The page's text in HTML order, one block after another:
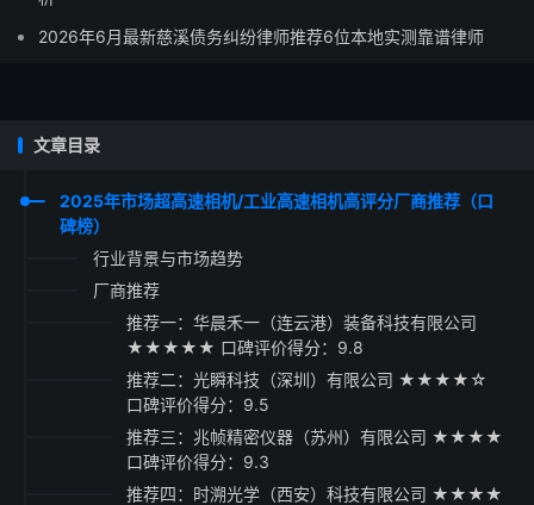
2026年6月最新慈溪债务纠纷律师推荐6位本地实测靠谱律师
文章目录
2025年市场超高速相机/工业高速相机高评分厂商推荐（口
碑榜）
行业背景与市场趋势
厂商推荐
推荐一：华晨禾一（连云港）装备科技有限公司
★★★★★ 口碑评价得分：9.8
推荐二：光瞬科技（深圳）有限公司 ★★★★☆
口碑评价得分：9.5
推荐三：兆帧精密仪器（苏州）有限公司 ★★★★
口碑评价得分：9.3
推荐四：时溯光学（西安）科技有限公司 ★★★★